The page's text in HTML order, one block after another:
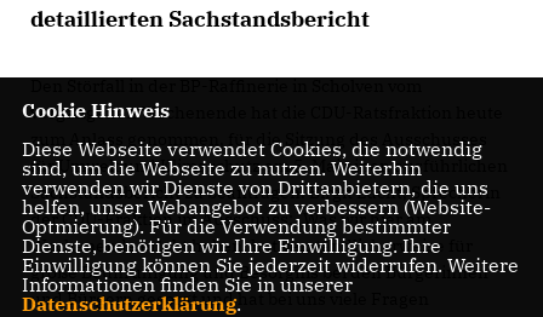
detaillierten Sachstandsbericht
vergangenen Wochenende hat die CDU-Ratsfraktion heute
zum Anlass genommen, für die Sitzung des Ausschusses
für Umwelt und Klimaschutz am 5. Mai einen ausführlichen
Sachstandsbericht zu beantragen. Birgit Lucht, Sprecherin
der CDU-Fraktion im Ausschuss: „Was wir hier am
Wochenende erlebt haben, hat verständlicherweise für
große Beunruhigung und Besorgnis bei den Bürgerinnen
und Bürgern gesorgt und hat bei uns viele Fragen
Cookie Hinweis
Diese Webseite verwendet Cookies, die notwendig
sind, um die Webseite zu nutzen. Weiterhin
verwenden wir Dienste von Drittanbietern, die uns
helfen, unser Webangebot zu verbessern (Website-
Optmierung). Für die Verwendung bestimmter
Dienste, benötigen wir Ihre Einwilligung. Ihre
Einwilligung können Sie jederzeit widerrufen. Weitere
Informationen finden Sie in unserer
Datenschutzerklärung.